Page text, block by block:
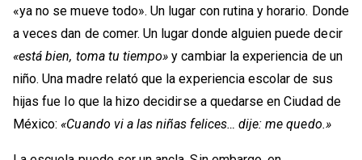
«ya no se mueve todo». Un lugar con rutina y horario. Donde
a veces dan de comer. Un lugar donde alguien puede decir
«está bien, toma tu tiempo» y cambiar la experiencia de un
niño. Una madre relató que la experiencia escolar de sus
hijas fue lo que la hizo decidirse a quedarse en Ciudad de
México:«Cuando vi a las niñas felices… dije: me quedo.»